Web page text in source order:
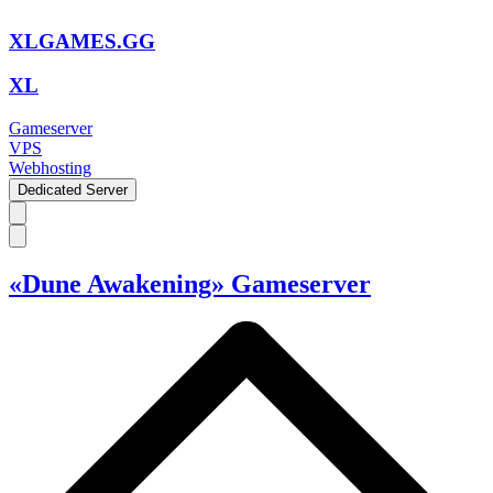
XLGAMES.GG
XL
Gameserver
VPS
Webhosting
Dedicated Server
«Dune Awakening» Gameserver